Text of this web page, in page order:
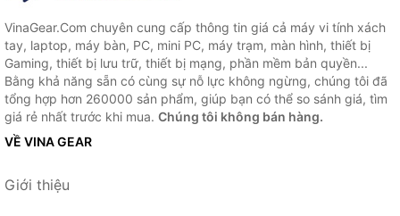
VinaGear.Com chuyên cung cấp thông tin giá cả máy vi tính xách
tay, laptop, máy bàn, PC, mini PC, máy trạm, màn hình, thiết bị
Gaming, thiết bị lưu trữ, thiết bị mạng, phần mềm bản quyền...
Bằng khả năng sẵn có cùng sự nỗ lực không ngừng, chúng tôi đã
tổng hợp hơn 260000 sản phẩm, giúp bạn có thể so sánh giá, tìm
giá rẻ nhất trước khi mua. Chúng tôi không bán hàng.
VỀ VINA GEAR
Giới thiệu